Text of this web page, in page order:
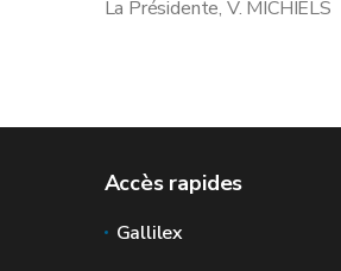
La Présidente, V. MICHIELS
Accès rapides
Gallilex